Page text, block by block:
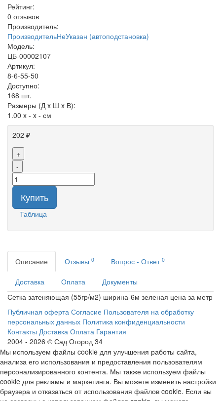
Рейтинг:
0 отзывов
Производитель:
ПроизводительНеУказан (автоподстановка)
Модель:
ЦБ-00002107
Артикул:
8-6-55-50
Доступно:
168 шт.
Размеры (Д x Ш x В):
1.00 x - x - см
202 ₽
+
-
Купить
Таблица
Описание Отзывы 0 Вопрос - Ответ 0
Доставка Оплата
Документы
Сетка затеняющая (55гр/м2) ширина-6м зеленая цена за метр
Публичная оферта Согласие Пользователя на обработку
персональных данных Политика конфиденциальности
Контакты Доставка Оплата Гарантия
2004 - 2026 © Сад Огород 34
Мы используем файлы cookie для улучшения работы сайта,
анализа его использования и предоставления пользователям
персонализированного контента. Мы также используем файлы
cookie для рекламы и маркетинга. Вы можете изменить настройки
браузера и отказаться от использования файлов cookie. Если вы